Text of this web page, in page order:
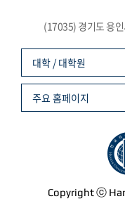
(17035) 경기도 용
Copyright ⓒ
대학 / 대학원
주요 홈페이지